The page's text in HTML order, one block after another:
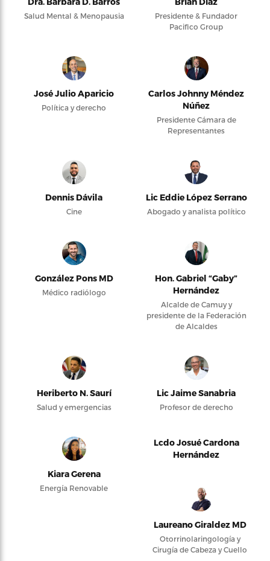
Salud Mental & Menopausia
Presidente & Fundador
Pacifico Group
José Julio Aparicio
Política y derecho
Carlos Johnny Méndez
Núñez
Presidente Cámara de
Representantes
Dennis Dávila
Cine
Lic Eddie López Serrano
Abogado y analista político
González Pons MD
Médico radiólogo
Hon. Gabriel “Gaby”
Hernández
Alcalde de Camuy y
presidente de la Federación
de Alcaldes
Heriberto N. Saurí
Salud y emergencias
Lic Jaime Sanabria
Profesor de derecho
Kiara Gerena
Energía Renovable
Lcdo Josué Cardona
Hernández
Laureano Giraldez MD
Otorrinolaringología y
Cirugía de Cabeza y Cuello